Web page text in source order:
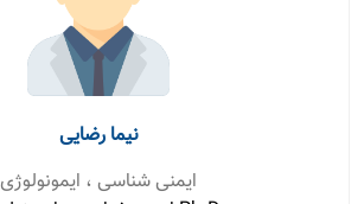
نیما رضایی
ایمنی شناسی ، ایمونولوژی